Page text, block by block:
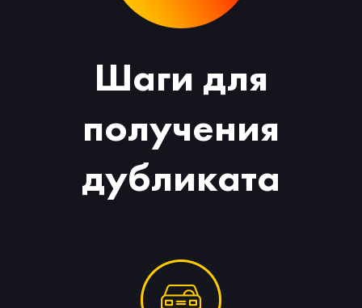
Шаги для
получения
дубликата